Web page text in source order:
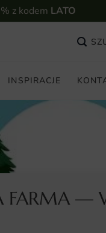
z kodem LATO
INSPIRACJE
FARMA —